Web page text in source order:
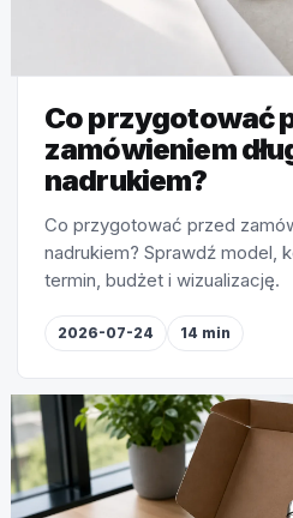
Co przygotować
zamówieniem
nadrukiem?
Co przygotować przed
nadrukiem? Sprawdź model,
termin, budżet i wizualizację.
2026-07-24 14 min